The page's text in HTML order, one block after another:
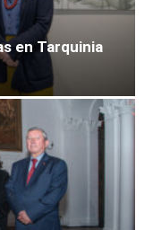
en Tarquinia